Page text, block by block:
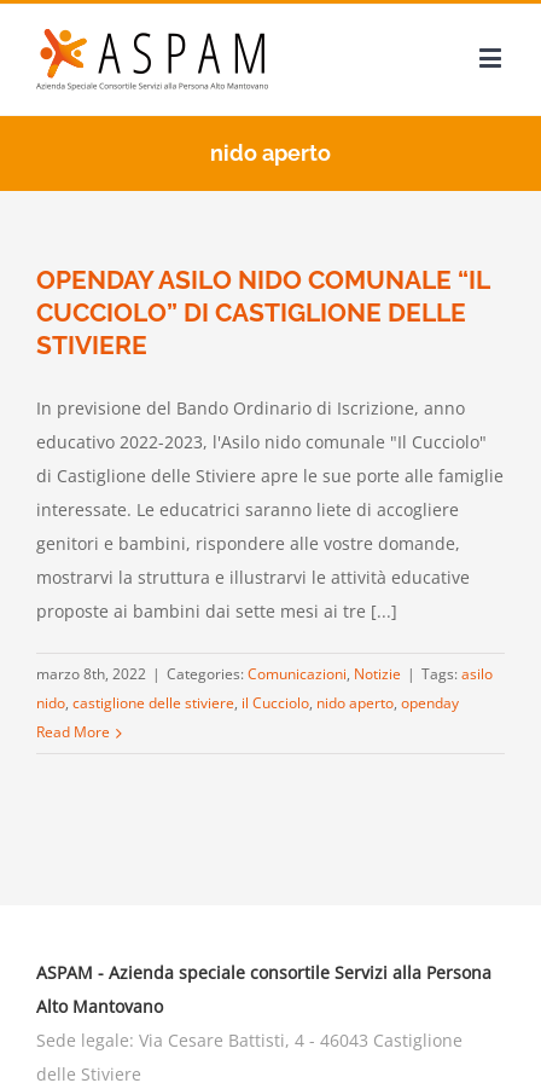
nido aperto
OPENDAY ASILO NIDO COMUNALE “IL
CUCCIOLO” DI CASTIGLIONE DELLE
STIVIERE
In previsione del Bando Ordinario di Iscrizione, anno
educativo 2022-2023, l'Asilo nido comunale "Il Cucciolo"
di Castiglione delle Stiviere apre le sue porte alle famiglie
interessate. Le educatrici saranno liete di accogliere
genitori e bambini, rispondere alle vostre domande,
mostrarvi la struttura e illustrarvi le attività educative
proposte ai bambini dai sette mesi ai tre [...]
marzo 8th, 2022 | Categories: Comunicazioni, Notizie | Tags: asilo
nido, castiglione delle stiviere, il Cucciolo, nido aperto, openday
Read More
ASPAM - Azienda speciale consortile Servizi alla Persona
Alto Mantovano
Sede legale: Via Cesare Battisti, 4 - 46043 Castiglione
delle Stiviere